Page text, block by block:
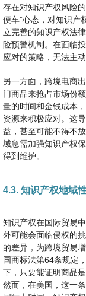
存在对知识产权风险
便车”心态，对知识产
立完善的知识产权法
险预警机制。在面临
应对的策略，无法主
另一方面，跨境电商
门商品来抢占市场份
量的时间和金钱成本
资源来积极应对。这
益，甚至可能不得不
域急需加强知识产权
得到维护。
4.3. 知识产权地域
知识产权在国际贸易
外可能会面临侵权的
的差异，为跨境贸易
国商标法第64条规定
下，只要能证明商品
然而，在美国，这一